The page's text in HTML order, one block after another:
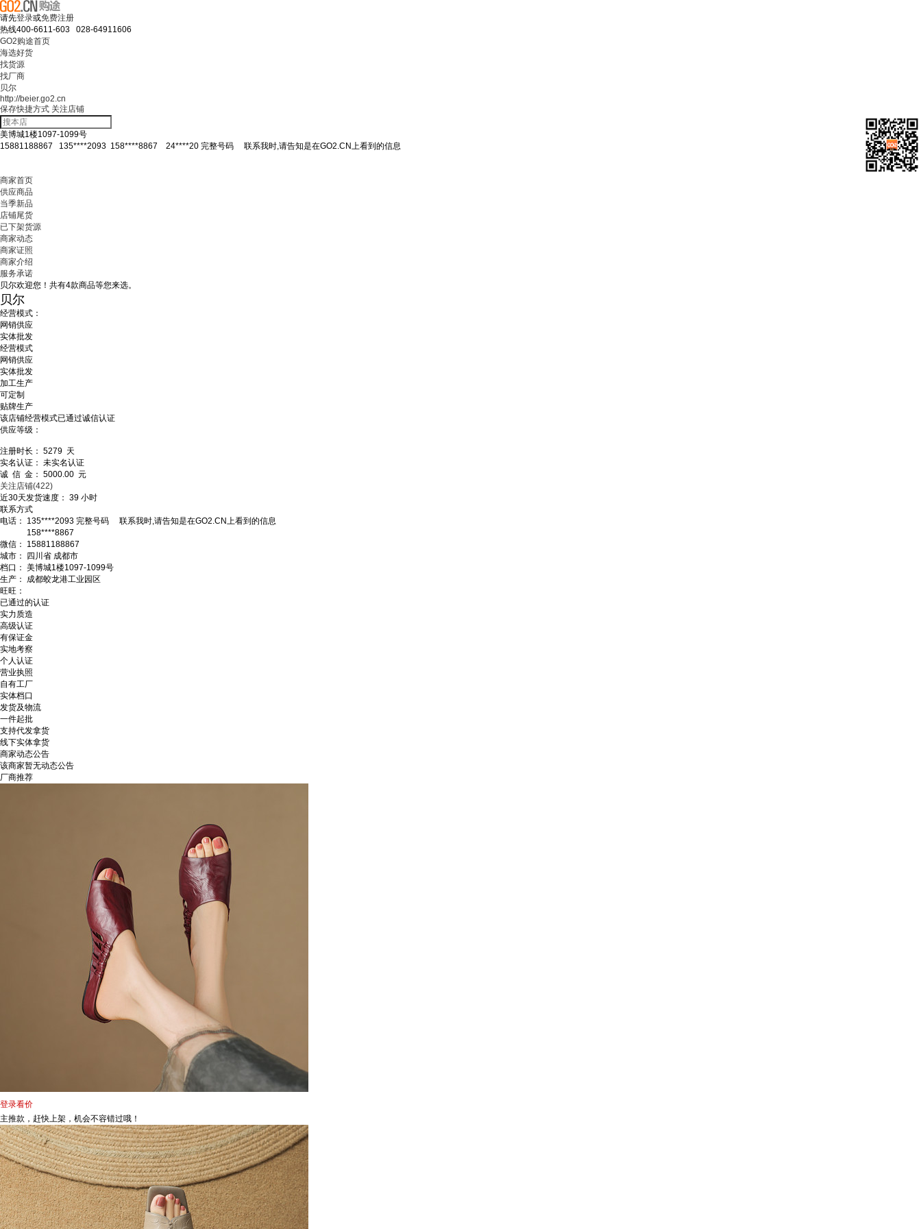
请先登录或免费注册
热线400-6611-603 028-64911606
GO2购途首页
海选好货
找货源
找厂商
贝尔
http://beier.go2.cn
保存快捷方式 关注店铺
美博城1楼1097-1099号
15881188867
135****2093 158****8867 24****20 完整号码 联系我时,请告知是在GO2.CN上看到的信息
商家首页
供应商品
当季新品
店铺尾货
已下架货源
商家动态
商家证照
商家介绍
服务承诺
贝尔欢迎您！共有4款商品等您来选。
贝尔
经营模式：
网销供应
实体批发
经营模式
网销供应
实体批发
加工生产
可定制
贴牌生产
该店铺经营模式已通过诚信认证
供应等级：
注册时长： 5279 天
实名认证： 未实名认证
诚 信 金： 5000.00 元
关注店铺(422)
近30天发货速度： 39 小时
联系方式
电话：
135****2093 完整号码
联系我时,请告知是在GO2.CN上看到的信息
158****8867
微信：
15881188867
城市：
四川省 成都市
档口： 美博城1楼1097-1099号
生产：
成都蛟龙港工业园区
旺旺：
已通过的认证
实力质造
高级认证
有保证金
实地考察
个人认证
营业执照
自有工厂
实体档口
发货及物流
一件起批
支持代发拿货
线下实体拿货
商家动态公告
该商家暂无动态公告
厂商推荐
登录看价
主推款，赶快上架，机会不容错过哦！